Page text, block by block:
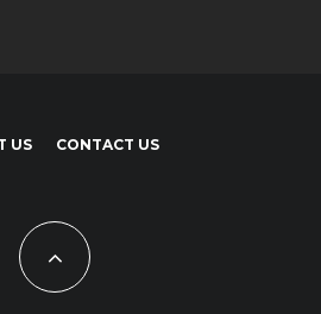
US CONTACT US